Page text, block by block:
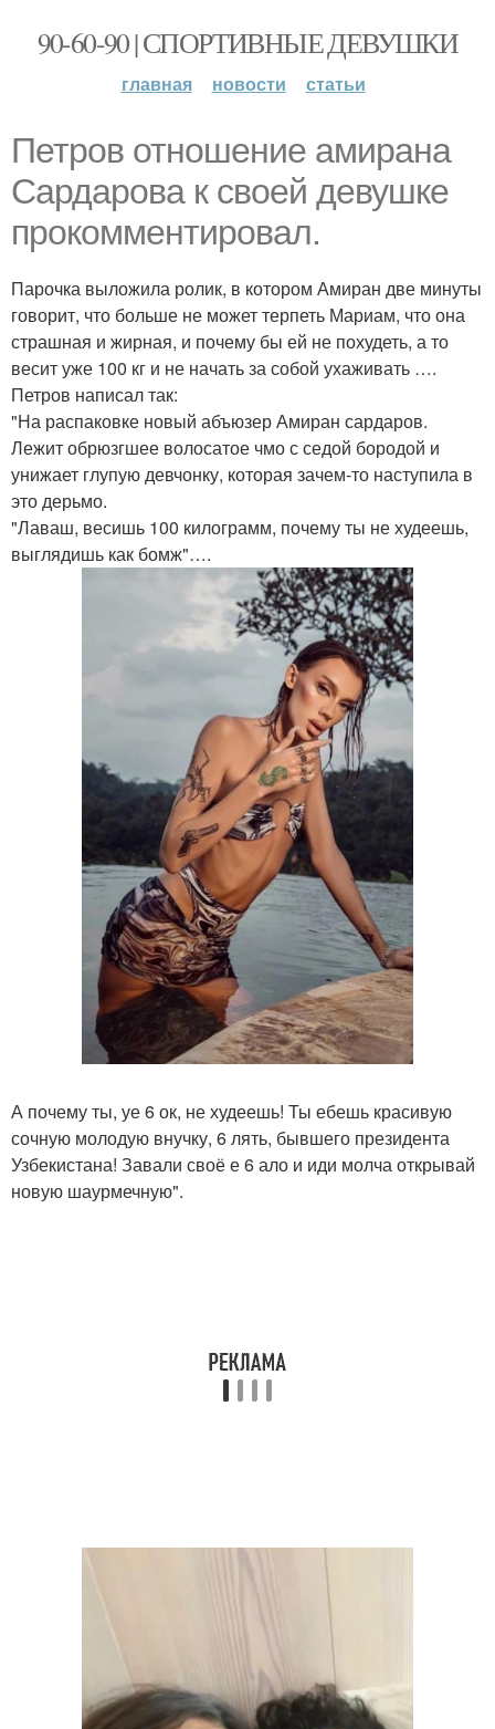
90-60-90 | СПОРТИВНЫЕ ДЕВУШКИ
главная новости статьи
Петров отношение амирана
Сардарова к своей девушке
прокомментировал.
Парочка выложила ролик, в котором Амиран две минуты
говорит, что больше не может терпеть Мариам, что она
страшная и жирная, и почему бы ей не похудеть, а то
весит уже 100 кг и не начать за собой ухаживать ….
Петров написал так:
"На распаковке новый абъюзер Амиран сардаров.
Лежит обрюзгшее волосатое чмо с седой бородой и
унижает глупую девчонку, которая зачем-то наступила в
это дерьмо.
"Лаваш, весишь 100 килограмм, почему ты не худеешь,
выглядишь как бомж"….
А почему ты, уе 6 ок, не худеешь! Ты ебешь красивую
сочную молодую внучку, 6 лять, бывшего президента
Узбекистана! Завали своё е 6 ало и иди молча открывай
новую шаурмечную".